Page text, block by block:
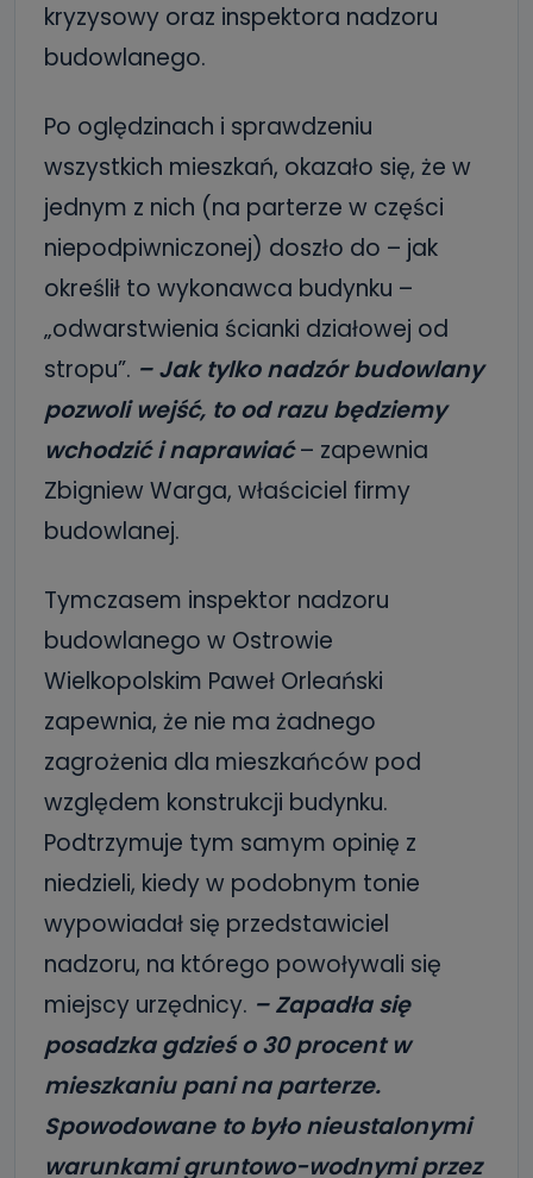
kryzysowy oraz inspektora nadzoru
budowlanego.
Po oględzinach i sprawdzeniu
wszystkich mieszkań, okazało się, że w
jednym z nich (na parterze w części
niepodpiwniczonej) doszło do – jak
określił to wykonawca budynku –
„odwarstwienia ścianki działowej od
stropu”. – Jak tylko nadzór budowlany
pozwoli wejść, to od razu będziemy
wchodzić i naprawiać– zapewnia
Zbigniew Warga, właściciel firmy
budowlanej.
Tymczasem inspektor nadzoru
budowlanego w Ostrowie
Wielkopolskim Paweł Orleański
zapewnia, że nie ma żadnego
zagrożenia dla mieszkańców pod
względem konstrukcji budynku.
Podtrzymuje tym samym opinię z
niedzieli, kiedy w podobnym tonie
wypowiadał się przedstawiciel
nadzoru, na którego powoływali się
miejscy urzędnicy. – Zapadła się
posadzka gdzieś o 30 procent w
mieszkaniu pani na parterze.
Spowodowane to było nieustalonymi
warunkami gruntowo-wodnymi przez